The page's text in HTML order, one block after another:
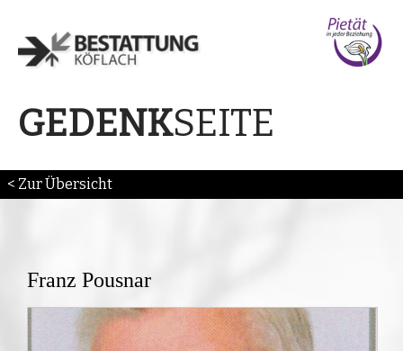
GEDENKSEITE
< Zur Übersicht
Franz Pousnar